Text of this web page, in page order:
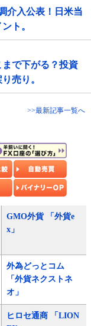
介入公表！日米当
ト。
まで下がる？投資
売り。
>>最新記事一覧へ
GMO外貨 「外貨e
x」
外為どっとコム
「外貨ネクストネ
オ」
ヒロセ通商 「LION